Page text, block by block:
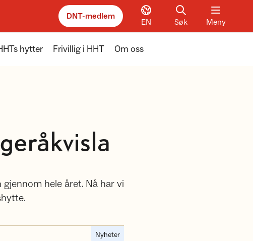
DNT-medlem
EN Søk Meny
hytter Frivillig i HHT Om oss
hele året. Nå har vi
Nyheter